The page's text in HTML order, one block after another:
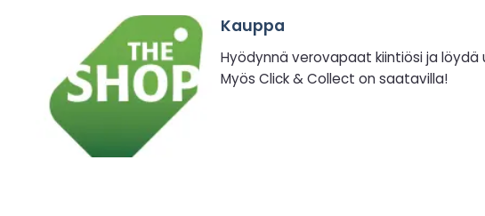
Kauppa
Hyödynnä verovapaat kiintiösi ja
Myös Click & Collect on saatavilla!